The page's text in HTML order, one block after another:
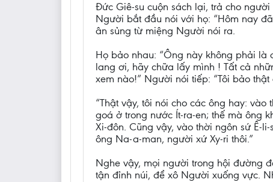
Đức Giê-su cuộn sách lại, trả cho
Người bắt đầu nói với họ: “Hôm nay
ân sủng từ miệng Người nói ra.
Họ bảo nhau: “Ông này không phải là
lang ơi, hãy chữa lấy mình ! Tất cả
xem nào!” Người nói tiếp: “Tôi bảo
“Thật vậy, tôi nói cho các ông hay:
goá ở trong nước Ít-ra-en; thế mà ông
Xi-đôn. Cũng vậy, vào thời ngôn sứ Ê-
ông Na-a-man, người xứ Xy-ri thôi.”
Nghe vậy, mọi người trong hội đường
tận đỉnh núi, để xô Người xuống vực.